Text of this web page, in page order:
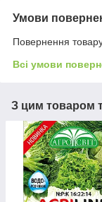
Умови
Повернення
Всі умови
З цим товаром